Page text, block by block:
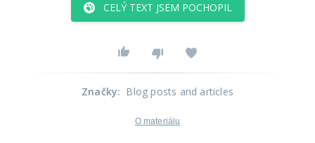
CELÝ TEXT JSEM POCHOPIL
Značky: Blog posts and articles
O materiálu